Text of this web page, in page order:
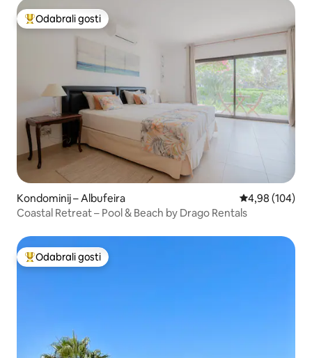
Među najviše rangiranima s oznakom „Odabrali gosti”
Odabrali gosti
Kondominij – Albufeira Prosječna
4,98 (104)
Coastal Retreat – Pool & Beach by Drago Rentals
Među najviše rangiranima s oznakom „Odabrali gosti”
Odabrali gosti